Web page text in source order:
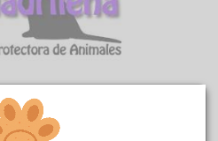
en el centro de acogida